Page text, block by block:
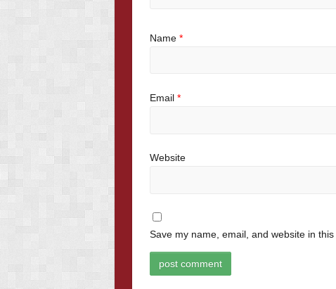
Name *
Email *
Website
Save my name, email, and website in